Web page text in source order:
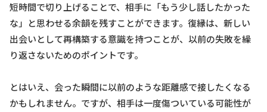
短時間で切り上げることで、相手に「もう少し話したかった
な」と思わせる余韻を残すことができます。復縁は、新しい
出会いとして再構築する意識を持つことが、以前の失敗を繰
り返さないためのポイントです。
とはいえ、会った瞬間に以前のような距離感で接したくなる
かもしれません。ですが、相手は一度傷ついている可能性が